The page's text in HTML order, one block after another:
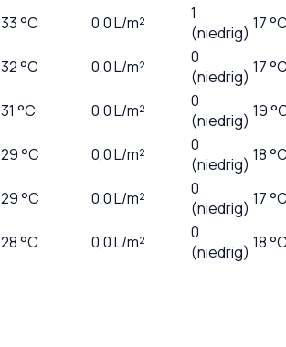
33°C 0,0L/m²
1
(niedrig) 17
32°C 0,0L/m²
0
(niedrig) 17
31 °C 0,0L/m²
0
(niedrig) 19
29°C 0,0L/m²
0
(niedrig) 18
29°C 0,0L/m²
0
(niedrig) 17
28°C 0,0L/m²
0
(niedrig) 18